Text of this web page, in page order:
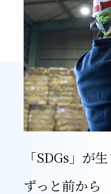
「SDGs」が
ずっと前から